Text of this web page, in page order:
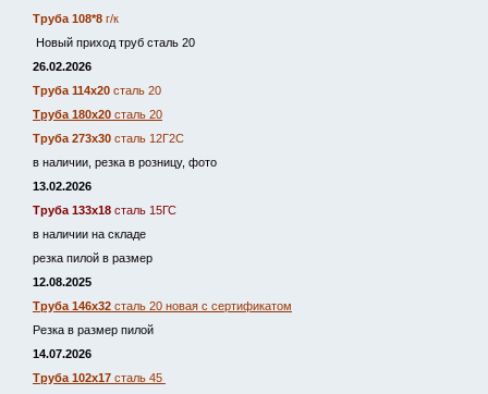
Труба 108*8 г/к
Новый приход труб сталь 20
26.02.2026
Труба 114х20 сталь 20
Труба 180х20 сталь 20
Труба 273х30 сталь 12Г2С
в наличии, резка в розницу, фото
13.02.2026
Труба 133х18 сталь 15ГС
в наличии на складе
резка пилой в размер
12.08.2025
Труба 146х32 сталь 20 новая с сертификатом
Резка в размер пилой
14.07.2026
Труба 102х17 сталь 45